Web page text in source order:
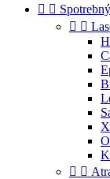
 
 
 